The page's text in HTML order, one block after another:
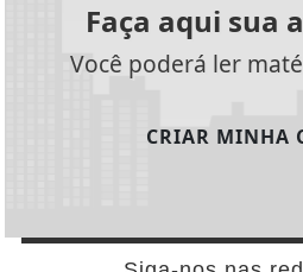
Faça aqui sua
Você poderá ler
CRIAR MINHA